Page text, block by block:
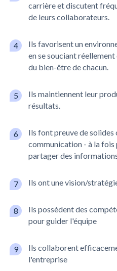
carrière et discutent
de leurs collaborateurs.
Ils favorisent un
en se souciant
du bien-être de chacun.
Ils maintiennent leur
résultats.
Ils font preuve de
communication - à la
partager des
Ils ont une vision/
Ils possèdent des
pour guider l'équipe
Ils collaborent
l'entreprise